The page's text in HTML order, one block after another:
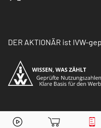
BASF Aktie jetzt handeln?
DER AKTIONÄR ist IVW-